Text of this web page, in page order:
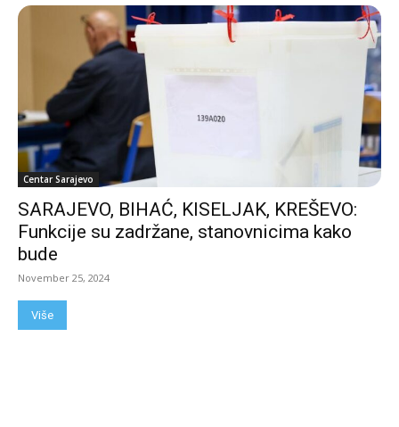
Centar Sarajevo
SARAJEVO, BIHAĆ, KISELJAK, KREŠEVO:
Funkcije su zadržane, stanovnicima kako
bude
November 25, 2024
Više